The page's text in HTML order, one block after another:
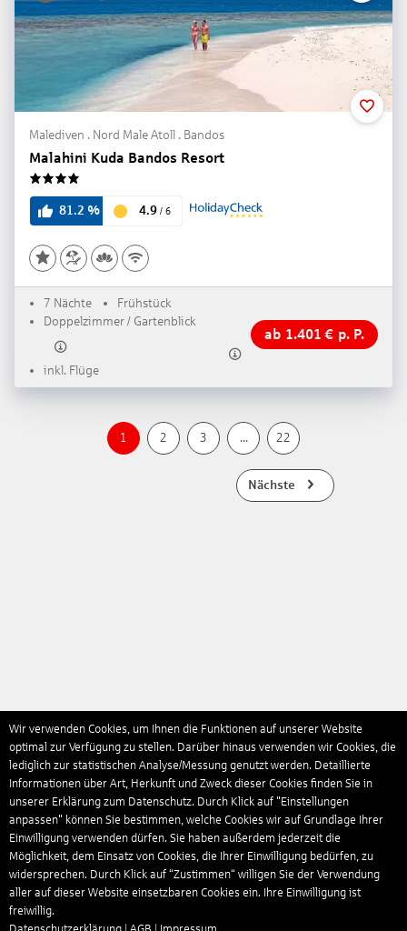
Malediven . Nord Male Atoll . Bandos
Malahini Kuda Bandos Resort
81.2 % 4.9 / 6
7 Nächte
Frühstück
Doppelzimmer / Gartenblick
inkl. Flüge
ab 1.401 € p. P.
1 2 3 ... 22
Nächste
Wir verwenden Cookies, um Ihnen die Funktionen auf unserer Website
optimal zur Verfügung zu stellen. Darüber hinaus verwenden wir Cookies, die
lediglich zur statistischen Analyse/Messung genutzt werden. Detaillierte
Informationen über Art, Herkunft und Zweck dieser Cookies finden Sie in
unserer Erklärung zum Datenschutz. Durch Klick auf "Einstellungen
anpassen" können Sie bestimmen, welche Cookies wir auf Grundlage Ihrer
Einwilligung verwenden dürfen. Sie haben außerdem jederzeit die
Möglichkeit, dem Einsatz von Cookies, die Ihrer Einwilligung bedürfen, zu
widersprechen. Durch Klick auf “Zustimmen“ willigen Sie der Verwendung
aller auf dieser Website einsetzbaren Cookies ein. Ihre Einwilligung ist
freiwillig.